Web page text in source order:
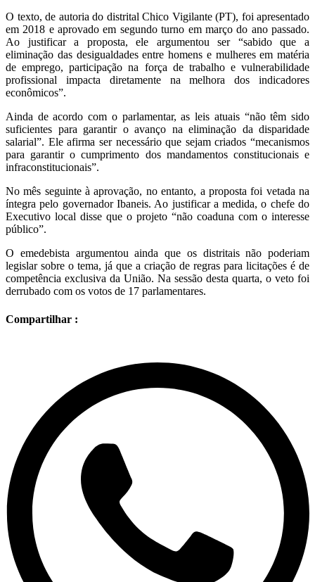
O texto, de autoria do distrital Chico Vigilante (PT), foi apresentado
em 2018 e aprovado em segundo turno em março do ano passado.
Ao justificar a proposta, ele argumentou ser “sabido que a
eliminação das desigualdades entre homens e mulheres em matéria
de emprego, participação na força de trabalho e vulnerabilidade
profissional impacta diretamente na melhora dos indicadores
econômicos”.
Ainda de acordo com o parlamentar, as leis atuais “não têm sido
suficientes para garantir o avanço na eliminação da disparidade
salarial”. Ele afirma ser necessário que sejam criados “mecanismos
para garantir o cumprimento dos mandamentos constitucionais e
infraconstitucionais”.
No mês seguinte à aprovação, no entanto, a proposta foi vetada na
íntegra pelo governador Ibaneis. Ao justificar a medida, o chefe do
Executivo local disse que o projeto “não coaduna com o interesse
público”.
O emedebista argumentou ainda que os distritais não poderiam
legislar sobre o tema, já que a criação de regras para licitações é de
competência exclusiva da União. Na sessão desta quarta, o veto foi
derrubado com os votos de 17 parlamentares.
Compartilhar :